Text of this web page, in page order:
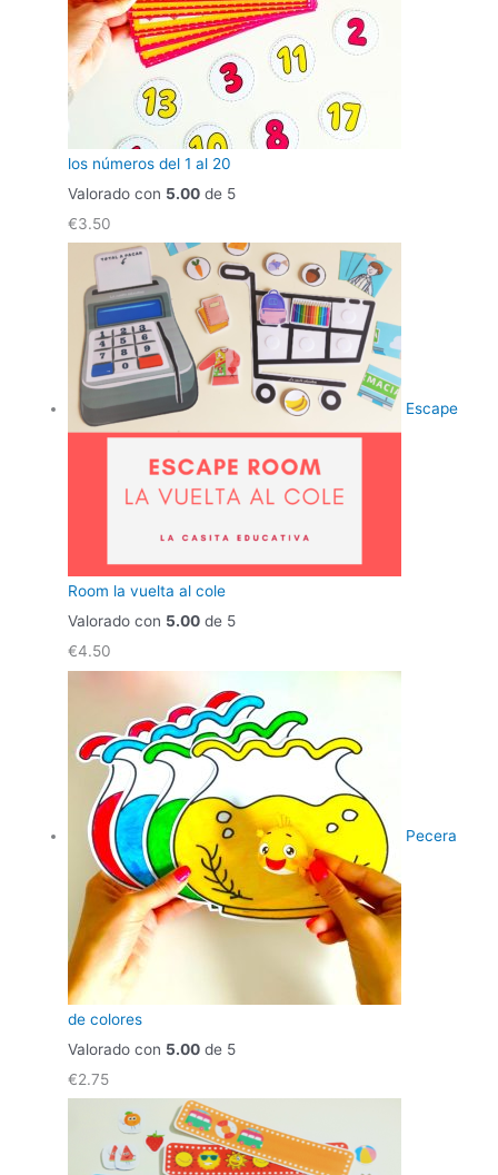
los números del 1 al 20
Valorado con 5.00 de 5
€3.50
Escape
Room la vuelta al cole
Valorado con 5.00 de 5
€4.50
Pecera
de colores
Valorado con 5.00 de 5
€2.75